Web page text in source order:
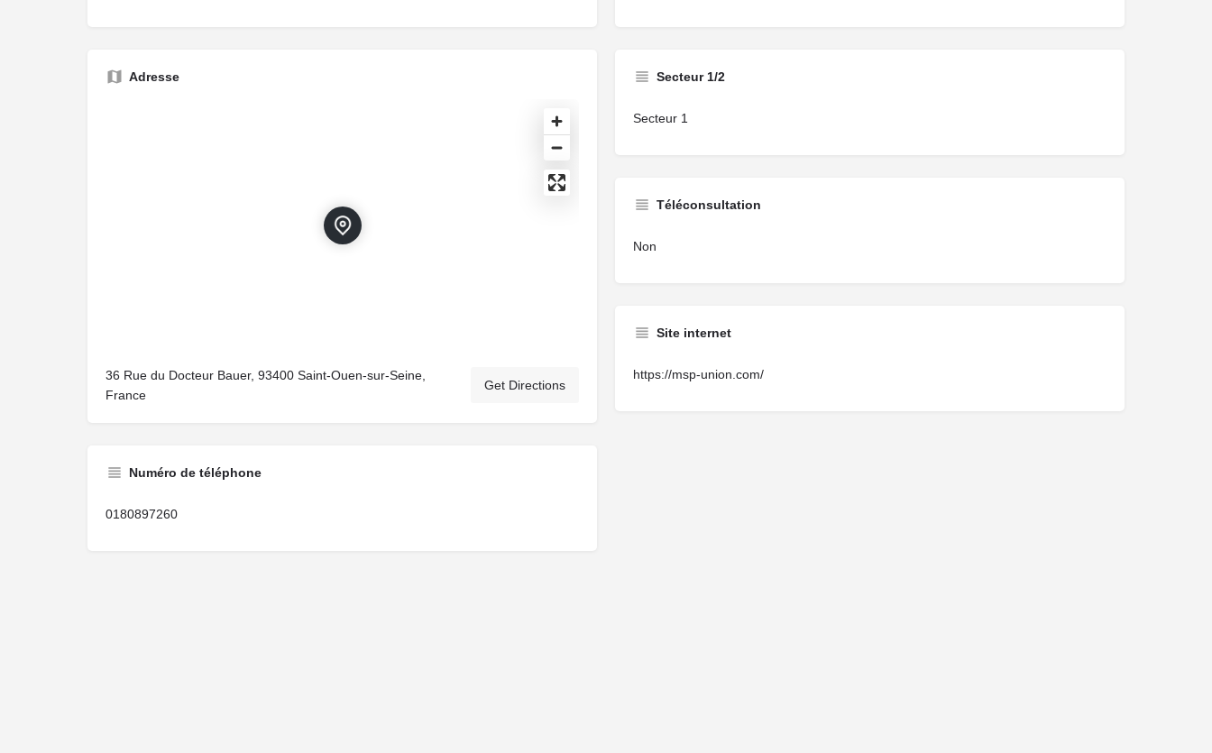
Adresse
36 Rue du Docteur Bauer, 93400 Saint-Ouen-sur-Seine,
France
Get Directions
Numéro de téléphone
0180897260
Secteur 1/2
Secteur 1
Téléconsultation
Non
Site internet
https://msp-union.com/